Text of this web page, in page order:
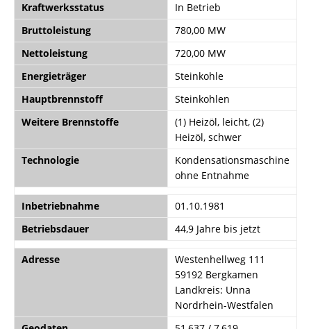
Kraftwerksstatus
In Betrieb
Bruttoleistung
780,00 MW
Nettoleistung
720,00 MW
Energieträger
Steinkohle
Hauptbrennstoff
Steinkohlen
Weitere Brennstoffe
(1) Heizöl, leicht, (2)
Heizöl, schwer
Technologie
Kondensationsmaschine
ohne Entnahme
Inbetriebnahme
01.10.1981
Betriebsdauer
44,9 Jahre bis jetzt
Adresse
Westenhellweg 111
59192 Bergkamen
Landkreis: Unna
Nordrhein-Westfalen